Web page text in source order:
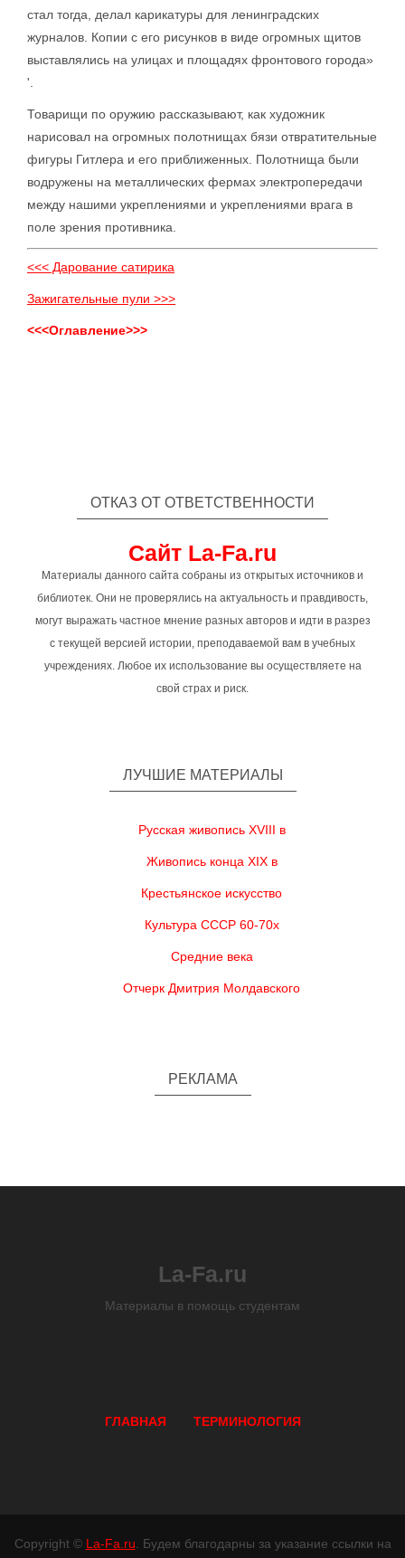
стал тогда, делал карикатуры для ленинградских
журналов. Копии с его рисунков в виде огромных щитов
выставлялись на улицах и площадях фронтового города»
'.
Товарищи по оружию рассказывают, как художник
нарисовал на огромных полотнищах бязи отвратительные
фигуры Гитлера и его приближенных. Полотнища были
водружены на металлических фермах электропередачи
между нашими укреплениями и укреплениями врага в
поле зрения противника.
<<< Дарование сатирика
Зажигательные пули >>>
<<<Оглавление>>>
ОТКАЗ ОТ ОТВЕТСТВЕННОСТИ
Сайт La-Fa.ru
Материалы данного сайта собраны из открытых источников и
библиотек. Они не проверялись на актуальность и правдивость,
могут выражать частное мнение разных авторов и идти в разрез
с текущей версией истории, преподаваемой вам в учебных
учреждениях. Любое их использование вы осуществляете на
свой страх и риск.
ЛУЧШИЕ МАТЕРИАЛЫ
Русская живопись XVIII в
Живопись конца XIX в
Крестьянское искусство
Культура СССР 60-70х
Средние века
Отчерк Дмитрия Молдавского
РЕКЛАМА
La-Fa.ru
Материалы в помощь студентам
ГЛАВНАЯ ТЕРМИНОЛОГИЯ
Copyright © La-Fa.ru . Будем благодарны за указание ссылки на